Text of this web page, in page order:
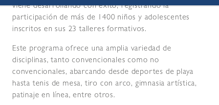
viene desarrollando con éxito, registrando la
participación de más de 1400 niños y adolescentes
inscritos en sus 23 talleres formativos.
Este programa ofrece una amplia variedad de
disciplinas, tanto convencionales como no
convencionales, abarcando desde deportes de playa
hasta tenis de mesa, tiro con arco, gimnasia artística,
patinaje en línea, entre otros.